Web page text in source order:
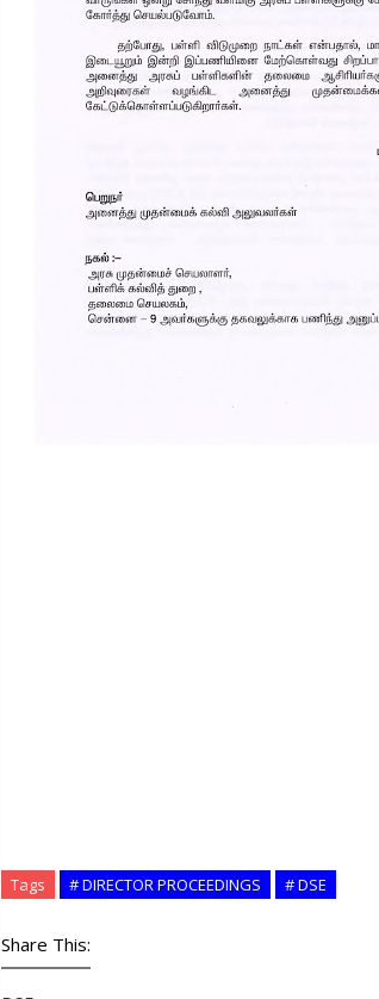
Tags # DIRECTOR PROCEEDINGS # DSE
Share This: